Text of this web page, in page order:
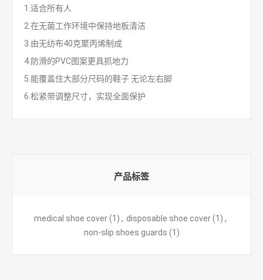
1.适合所有人
2.在无菌工作环境中保持地板清洁
3.由无纺布40克聚丙烯制成
4.防滑的PVC图案更具抓地力
5.能覆盖住大部分尺码的鞋子 无论左右脚
6.松紧带调整尺寸，实现全面保护
产品标签
medical shoe cover (1) , disposable shoe cover (1) ,
non-slip shoes guards (1)